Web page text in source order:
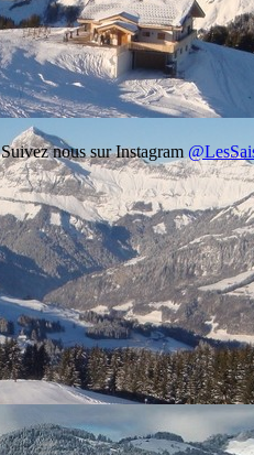
Suivez nous sur Instagram